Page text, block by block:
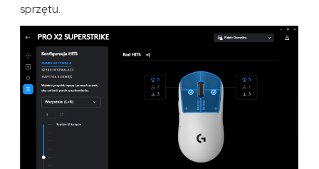
sprzętu.